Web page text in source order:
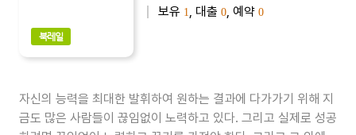
북레일
보유 1 , 대출 0 , 예약 0
자신의 능력을 최대한 발휘하여 원하는 결과에 다가가기 위해 지
금도 많은 사람들이 끊임없이 노력하고 있다. 그리고 실제로 성공